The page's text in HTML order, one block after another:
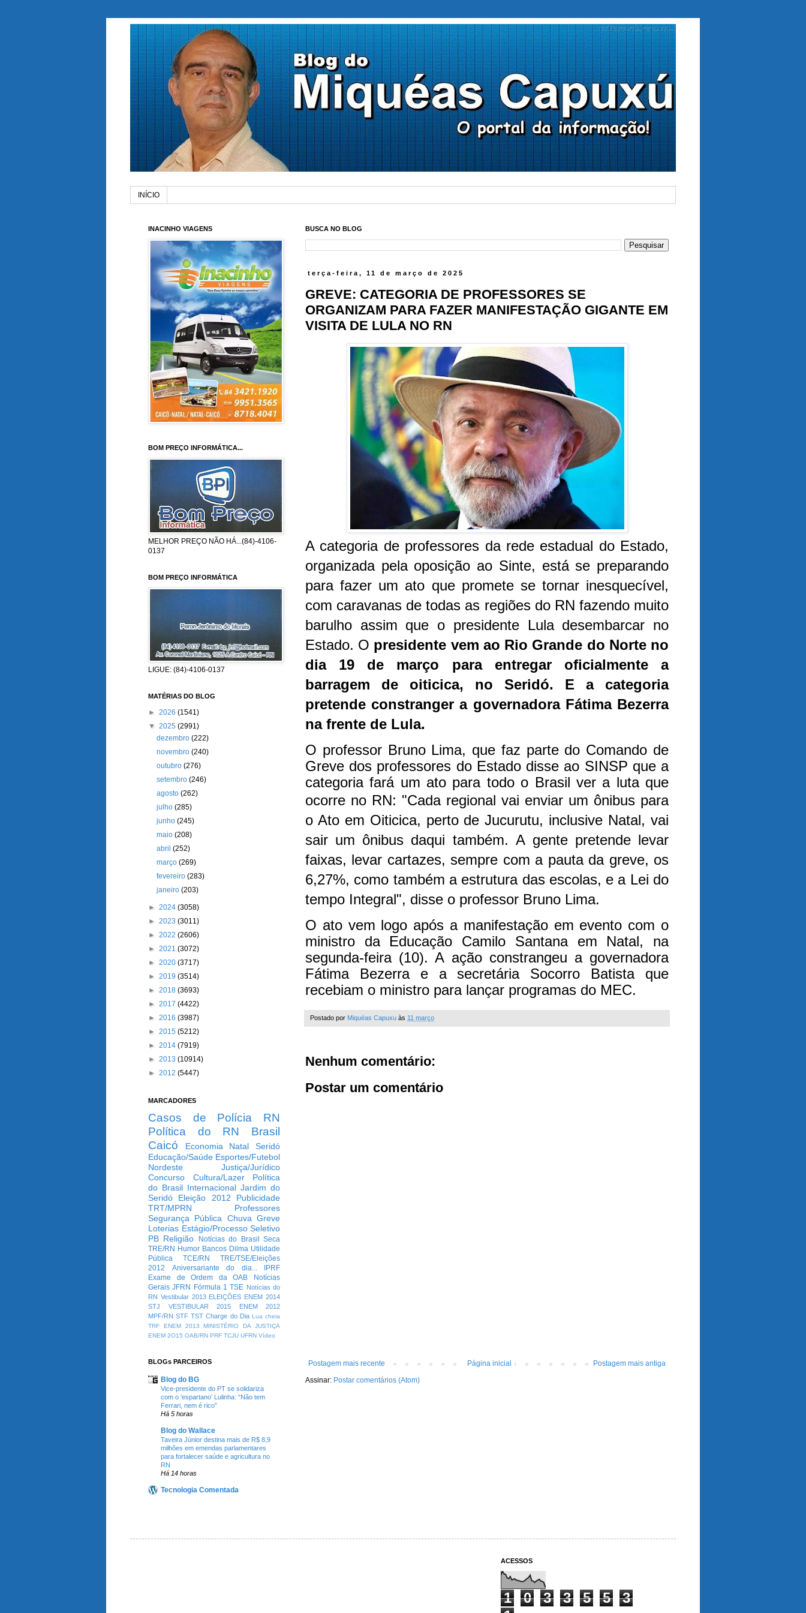
INÍCIO
BUSCA NO BLOG
terça-feira, 11 de março de 2025
GREVE: CATEGORIA DE PROFESSORES SE
ORGANIZAM PARA FAZER MANIFESTAÇÃO GIGANTE EM
VISITA DE LULA NO RN
A categoria de professores da rede estadual do Estado,
organizada pela oposição ao Sinte, está se preparando
para fazer um ato que promete se tornar inesquecível,
com caravanas de todas as regiões do RN fazendo muito
barulho assim que o presidente Lula desembarcar no
Estado. O presidente vem ao Rio Grande do Norte no
dia 19 de março para entregar oficialmente a
barragem de oiticica, no Seridó. E a categoria
pretende constranger a governadora Fátima Bezerra
na frente de Lula.
O professor Bruno Lima, que faz parte do Comando de
Greve dos professores do Estado disse ao SINSP que a
categoria fará um ato para todo o Brasil ver a luta que
ocorre no RN: "Cada regional vai enviar um ônibus para
o Ato em Oiticica, perto de Jucurutu, inclusive Natal, vai
sair um ônibus daqui também. A gente pretende levar
faixas, levar cartazes, sempre com a pauta da greve, os
6,27%, como também a estrutura das escolas, e a Lei do
tempo Integral", disse o professor Bruno Lima.
O ato vem logo após a manifestação em evento com o
ministro da Educação Camilo Santana em Natal, na
segunda-feira (10). A ação constrangeu a governadora
Fátima Bezerra e a secretária Socorro Batista que
recebiam o ministro para lançar programas do MEC.
Postado por Miquéas Capuxu às 11 março
Nenhum comentário:
Postar um comentário
Postagem mais recente Postagem mais antiga
Página inicial
Assinar: Postar comentários (Atom)
INACINHO VIAGENS
BOM PREÇO INFORMÁTICA...
MELHOR PREÇO NÃO HÁ...(84)-4106-
0137
BOM PREÇO INFORMÁTICA
LIGUE: (84)-4106-0137
MATÉRIAS DO BLOG
► 2026 (1541)
▼ 2025 (2991)
dezembro(222)
novembro(240)
outubro(276)
setembro(246)
agosto(262)
julho(285)
junho(245)
maio(208)
abril(252)
março(269)
fevereiro(283)
janeiro(203)
► 2024 (3058)
► 2023 (3011)
► 2022 (2606)
► 2021 (3072)
► 2020 (3717)
► 2019 (3514)
► 2018 (3693)
► 2017 (4422)
► 2016 (3987)
► 2015 (5212)
► 2014 (7919)
► 2013 (10914)
► 2012 (5447)
MARCADORES
Casos de Polícia
RN
Política do RN
Brasil
Caicó
Economia Natal
Seridó
Educação/Saúde Esportes/Futebol
Nordeste
Justiça/Jurídico
Concurso
Cultura/Lazer
Política
do Brasil Internacional Jardim do
Seridó
Eleição 2012
Publicidade
TRT/MPRN
Professores
Segurança Pública Chuva Greve
Loterias Estágio/Processo Seletivo
PB Religião Notícias do Brasil
Seca
TRE/RN Humor Bancos Dilma Utilidade
Pública
TCE/RN
TRE/TSE/Eleições
2012
Aniversariante do dia...
IPRF
Exame de Ordem da OAB
Notícias
Gerais JFRN Fórmula 1 TSE Notícias do
RN Vestibular 2013 ELEIÇÕES ENEM 2014
STJ
VESTIBULAR 2015
ENEM 2012
MPF/RN STF TST Charge do Dia Lua cheia
TRF
ENEM 2013
MINISTÉRIO DA JUSTIÇA
ENEM 2O15 OAB/RN PRF TCJU UFRN Vídeo
BLOGs PARCEIROS
Blog do BG
Vice-presidente do PT se solidariza
com o ‘espartano’ Lulinha: “Não tem
Ferrari, nem é rico”
Há 5 horas
Blog do Wallace
Taveira Júnior destina mais de R$ 8,9
milhões em emendas parlamentares
para fortalecer saúde e agricultura no
RN
Há 14 horas
Tecnologia Comentada
ACESSOS
1 0 3 3 5 5
3